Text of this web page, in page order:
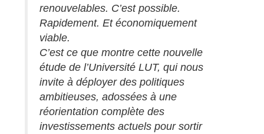
renouvelables. C’est possible.
Rapidement. Et économiquement
viable.
C’est ce que montre cette nouvelle
étude de l’Université LUT, qui nous
invite à déployer des politiques
ambitieuses, adossées à une
réorientation complète des
investissements actuels pour sortir